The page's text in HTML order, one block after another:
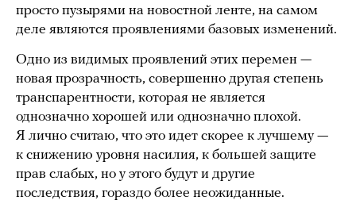
просто пузырями на новостной ленте, на самом
деле являются проявлениями базовых изменений.
Одно из видимых проявлений этих перемен —
новая прозрачность, совершенно другая степень
транспарентности, которая не является
однозначно хорошей или однозначно плохой.
Я лично считаю, что это идет скорее к лучшему —
к снижению уровня насилия, к большей защите
прав слабых, но у этого будут и другие
последствия, гораздо более неожиданные.